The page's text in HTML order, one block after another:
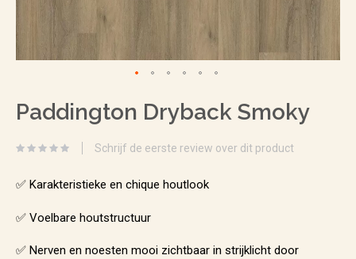
naar
van
gallerij
Paddington Dryback Smoky
Schrijf de eerste review over dit product
✅ Karakteristieke en chique houtlook
✅ Voelbare houtstructuur
✅ Nerven en noesten mooi zichtbaar in strijklicht door